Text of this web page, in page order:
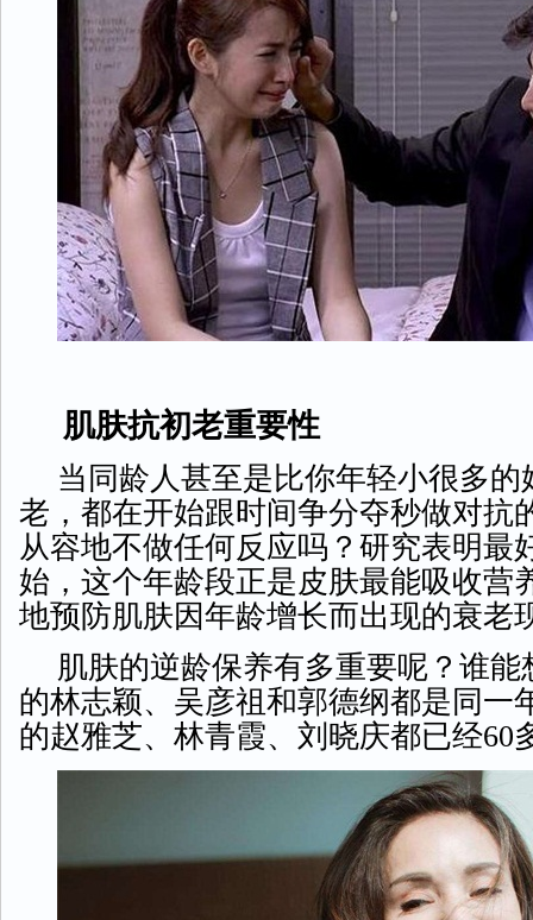
肌肤抗初老重要性
当同龄人甚至是比你年轻小很多
老，都在开始跟时间争分夺秒做对抗
从容地不做任何反应吗？研究表明最
始，这个年龄段正是皮肤最能吸收营
地预防肌肤因年龄增长而出现的衰老
肌肤的逆龄保养有多重要呢？谁
的林志颖、吴彦祖和郭德纲都是同一
的赵雅芝、林青霞、刘晓庆都已经60